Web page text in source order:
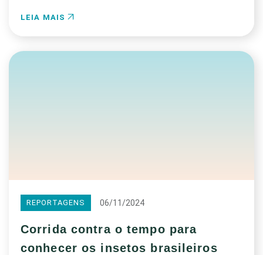
LEIA MAIS
REPORTAGENS 06/11/2024
Corrida contra o tempo para
conhecer os insetos brasileiros